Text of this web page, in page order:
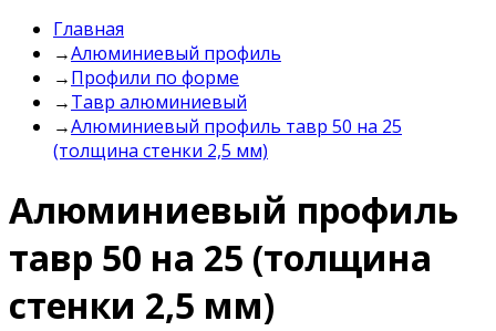
Главная
→Алюминиевый профиль
→Профили по форме
→Тавр алюминиевый
→Алюминиевый профиль тавр 50 на 25
(толщина стенки 2,5 мм)
Алюминиевый профиль
тавр 50 на 25 (толщина
стенки 2,5 мм)